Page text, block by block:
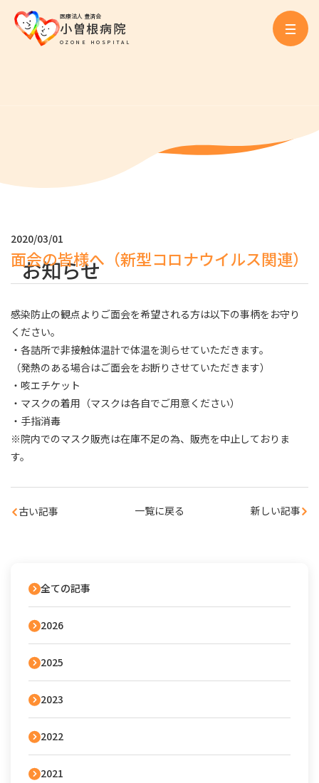
医療法人 豊済会
小曽根病院
OZONE HOSPITAL
お知らせ
2020/03/01
面会の皆様へ（新型コロナウイルス関連）
感染防止の観点よりご面会を希望される方は以下の事柄をお守り
ください。
・各詰所で非接触体温計で体温を測らせていただきます。
（発熱のある場合はご面会をお断りさせていただきます）
・咳エチケット
・マスクの着用（マスクは各自でご用意ください）
・手指消毒
※院内でのマスク販売は在庫不足の為、販売を中止しておりま
す。
古い記事 一覧に戻る 新しい記事
全ての記事
2026
2025
2023
2022
2021